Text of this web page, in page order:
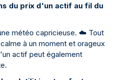
du prix d'un actif au fil du
météo capricieuse. ☁ ️ Tout
à un moment et orageux
actif peut également